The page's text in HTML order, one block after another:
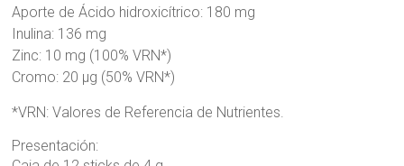
Aporte de Ácido hidroxicítrico: 180 mg
Inulina: 136 mg
Zinc: 10 mg (100% VRN*)
Cromo: 20 µg (50% VRN*)
*VRN: Valores de Referencia de Nutrientes.
Presentación: